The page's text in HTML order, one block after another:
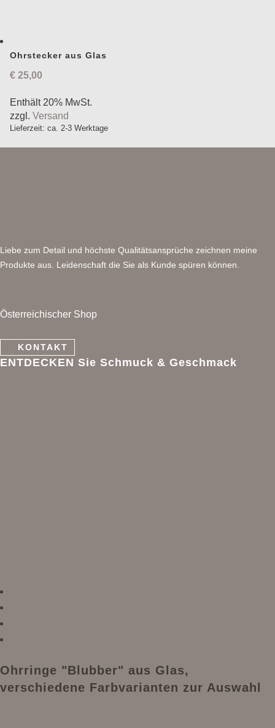
Ohrstecker aus Glas
€ 25,00
Enthält 20% MwSt.
zzgl. Versand
Lieferzeit: ca. 2-3 Werktage
Liebe zum Detail und höchste Qualitätsansprüche zeichnen meine
Produkte aus. Leidenschaft die Sie als Kunde spüren können.
Österreichischer Shop
KONTAKT
ENTDECKEN Sie Schmuck & Geschmack
Ohrringe "Blubber" aus Glas,
verschiedene Farbvarianten zur Auswahl